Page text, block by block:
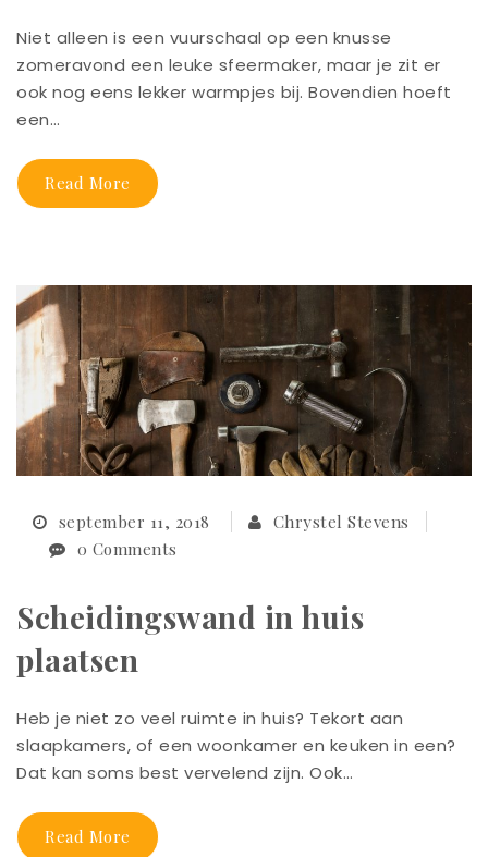
Niet alleen is een vuurschaal op een knusse
zomeravond een leuke sfeermaker, maar je zit er
ook nog eens lekker warmpjes bij. Bovendien hoeft
een…
Read More
september 11, 2018
Chrystel Stevens
0 Comments
Scheidingswand in huis
plaatsen
Heb je niet zo veel ruimte in huis? Tekort aan
slaapkamers, of een woonkamer en keuken in een?
Dat kan soms best vervelend zijn. Ook…
Read More